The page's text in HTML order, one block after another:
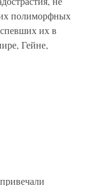
полиморфных
их в
Гейне,